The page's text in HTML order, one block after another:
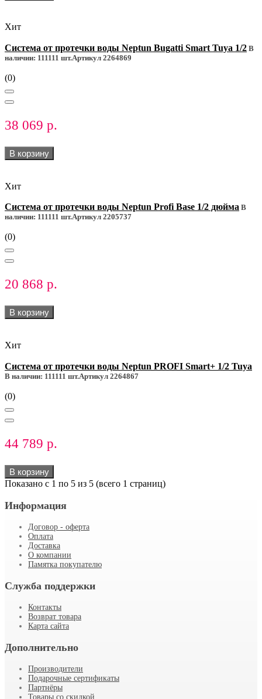
Хит
Система от протечки воды Neptun Bugatti Smart Tuya 1/2 В
наличии: 111111 шт.Артикул 2264869
(0)
38 069 р.
В корзину
Хит
Система от протечки воды Neptun Profi Base 1/2 дюйма В
наличии: 111111 шт.Артикул 2205737
(0)
20 868 р.
В корзину
Хит
Система от протечки воды Neptun PROFI Smart+ 1/2 Tuya
В наличии: 111111 шт.Артикул 2264867
(0)
44 789 р.
В корзину
Показано с 1 по 5 из 5 (всего 1 страниц)
Информация
Договор - оферта
Оплата
Доставка
О компании
Памятка покупателю
Служба поддержки
Контакты
Возврат товара
Карта сайта
Дополнительно
Производители
Подарочные сертификаты
Партнёры
Товары со скидкой